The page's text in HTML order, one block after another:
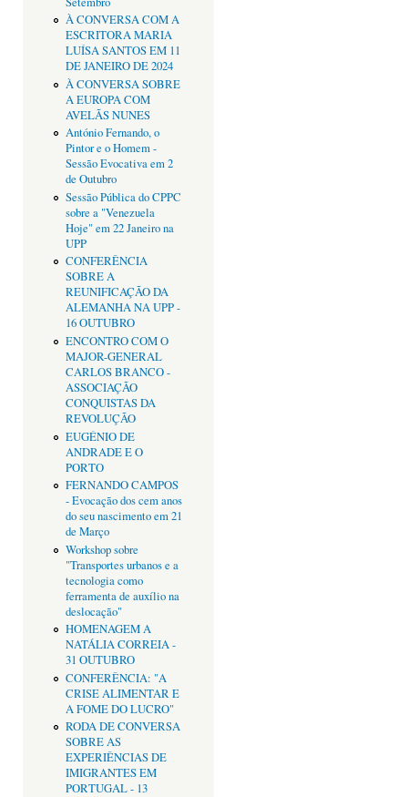
À CONVERSA COM A
ESCRITORA MARIA
LUÍSA SANTOS EM 11
DE JANEIRO DE 2024
À CONVERSA SOBRE
A EUROPA COM
AVELÃS NUNES
António Fernando, o
Pintor e o Homem -
Sessão Evocativa em 2
de Outubro
Sessão Pública do CPPC
sobre a "Venezuela
Hoje" em 22 Janeiro na
UPP
CONFERÊNCIA
SOBRE A
REUNIFICAÇÃO DA
ALEMANHA NA UPP -
16 OUTUBRO
ENCONTRO COM O
MAJOR-GENERAL
CARLOS BRANCO -
ASSOCIAÇÃO
CONQUISTAS DA
REVOLUÇÃO
EUGÉNIO DE
ANDRADE E O
PORTO
FERNANDO CAMPOS
- Evocação dos cem anos
do seu nascimento em 21
de Março
Workshop sobre
"Transportes urbanos e a
tecnologia como
ferramenta de auxílio na
deslocação"
HOMENAGEM A
NATÁLIA CORREIA -
31 OUTUBRO
CONFERÊNCIA: "A
CRISE ALIMENTAR E
A FOME DO LUCRO"
RODA DE CONVERSA
SOBRE AS
EXPERIÊNCIAS DE
IMIGRANTES EM
PORTUGAL - 13